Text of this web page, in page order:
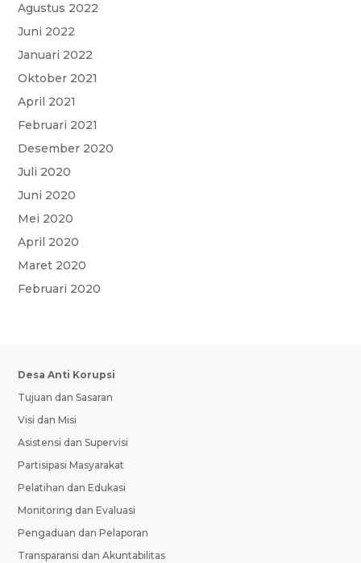
Agustus 2022
Juni 2022
Januari 2022
Oktober 2021
April 2021
Februari 2021
Desember 2020
Juli 2020
Juni 2020
Mei 2020
April 2020
Maret 2020
Februari 2020
Desa Anti Korupsi
Tujuan dan Sasaran
Visi dan Misi
Asistensi dan Supervisi
Partisipasi Masyarakat
Pelatihan dan Edukasi
Monitoring dan Evaluasi
Pengaduan dan Pelaporan
Transparansi dan Akuntabilitas